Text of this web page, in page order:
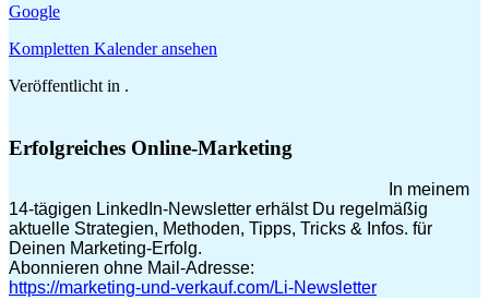
Google
Kompletten Kalender ansehen
Veröffentlicht in .
Erfolgreiches Online-Marketing
In meinem
14-tägigen LinkedIn-Newsletter erhälst Du regelmäßig
aktuelle Strategien, Methoden, Tipps, Tricks & Infos. für
Deinen Marketing-Erfolg.
Abonnieren ohne Mail-Adresse:
https://marketing-und-verkauf.com/Li-Newsletter